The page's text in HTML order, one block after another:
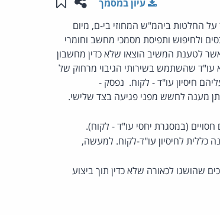
עיון במסמך
החלטות ביהמ"ש המחוזי בי-ם, מיום
ולחיפוש ותפיסת מסמכי מחשב וחומרי
לטענת המשיב הוצאו שלא כדין מחשבון
שלו. המבקש ברע"א 1812/10 והמשיב 4 ברע"א 4703/10 הוא עו"ד שהשתמש בשירותי הגיבוי מרחוק של
חיסיון עו"ד - לקוח. נפסק -
מענה לחשש מפני פגיעה בצד שלישי.
(במסגרת יחסי עו"ד - לקוח).
כללית לחיסיון עו"ד-לקוח. למעשה,
שהושגו לכאורה שלא כדין תוך ביצוע